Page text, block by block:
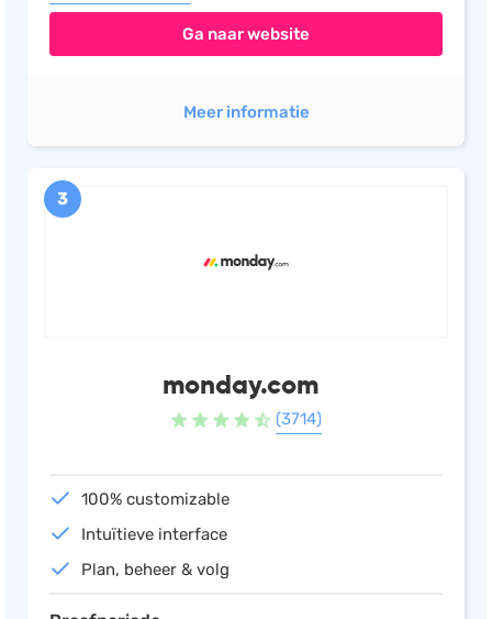
Ga naar website
Meer informatie
3
monday.com
(3714)
100% customizable
Intuïtieve interface
Plan, beheer & volg